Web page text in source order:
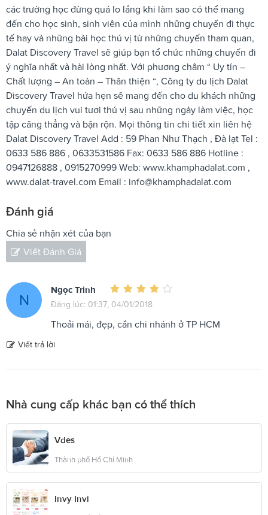
các trường học đừng quá lo lắng khi làm sao có thể mang
đến cho học sinh, sinh viên của mình những chuyến đi thực
tế hay và những bài học thú vị từ những chuyến tham quan,
Dalat Discovery Travel sẽ giúp bạn tổ chức những chuyến đi
ý nghĩa nhất và hài lòng nhất. Với phương châm “ Uy tín –
Chất lượng – An toàn – Thân thiện “, Công ty du lịch Dalat
Discovery Travel hứa hẹn sẽ mang đến cho du khách những
chuyến du lịch vui tươi thú vị sau những ngày làm việc, học
tập căng thẳng và bận rộn. Mọi thông tin chi tiết xin liên hệ
Dalat Discovery Travel Add : 59 Phan Như Thạch , Đà lạt Tel :
0633 586 886 , 0633531586 Fax: 0633 586 886 Hotline :
0947126888 , 0915270999 Web: www.khamphadalat.com ,
www.dalat-travel.com Email : info@khamphadalat.com
Đánh giá
Chia sẻ nhận xét của bạn
Viết Đánh Giá
N
Ngọc Trinh
Đăng lúc: 01:37, 04/01/2018
Thoải mái, đẹp, cần chi nhánh ở TP HCM
Viết trả lời
Nhà cung cấp khác bạn có thể thích
Vdes
Thành phố Hồ Chí Minh
Invy Invi